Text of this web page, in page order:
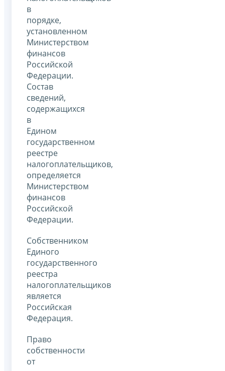
в
порядке,
установленном
Министерством
финансов
Российской
Федерации.
Состав
сведений,
содержащихся
в
Едином
государственном
реестре
налогоплательщиков,
определяется
Министерством
финансов
Российской
Федерации.
Собственником
Единого
государственного
реестра
налогоплательщиков
является
Российская
Федерация.
Право
собственности
от